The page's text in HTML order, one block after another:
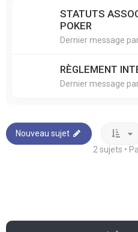
STATUTS
POKER
Dernier message
RÈGLEMENT
Dernier message
Nouveau sujet
2 sujets •